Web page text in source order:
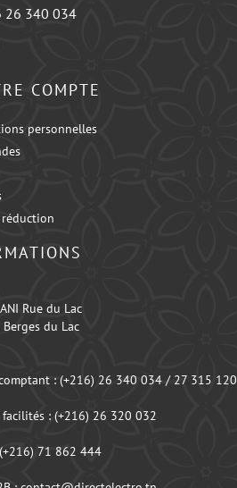
26 340 034
COMPTE
personnelles
Rue du Lac
du Lac
: (+216) 26 340 034 / 27 315 120
: (+216) 26 320 032
(+216) 71 862 444